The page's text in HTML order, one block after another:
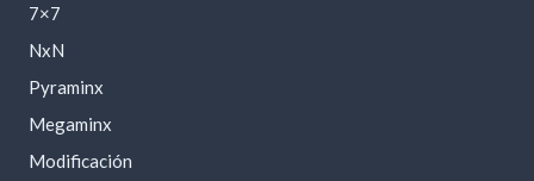
7×7
NxN
Pyraminx
Megaminx
Modificación